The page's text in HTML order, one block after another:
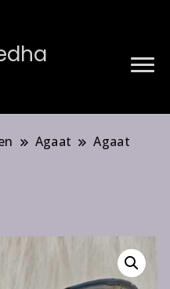
Agaat
Agaat